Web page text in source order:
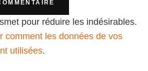
pour réduire les indésirables.
comment les données de vos
utilisées.